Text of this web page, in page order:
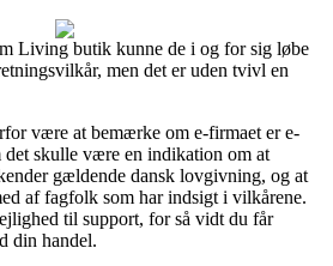
Living butik kunne de i og for sig løbe
men det er uden tvivl en
være at bemærke om e-firmaet er e-
skulle være en indikation om at
gældende dansk lovgivning, og at
af fagfolk som har indsigt i vilkårene.
til support, for så vidt du får
din handel.